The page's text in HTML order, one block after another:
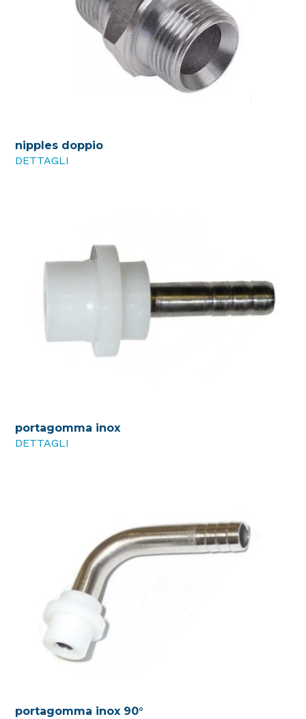
nipples doppio
DETTAGLI
portagomma inox
DETTAGLI
portagomma inox 90°